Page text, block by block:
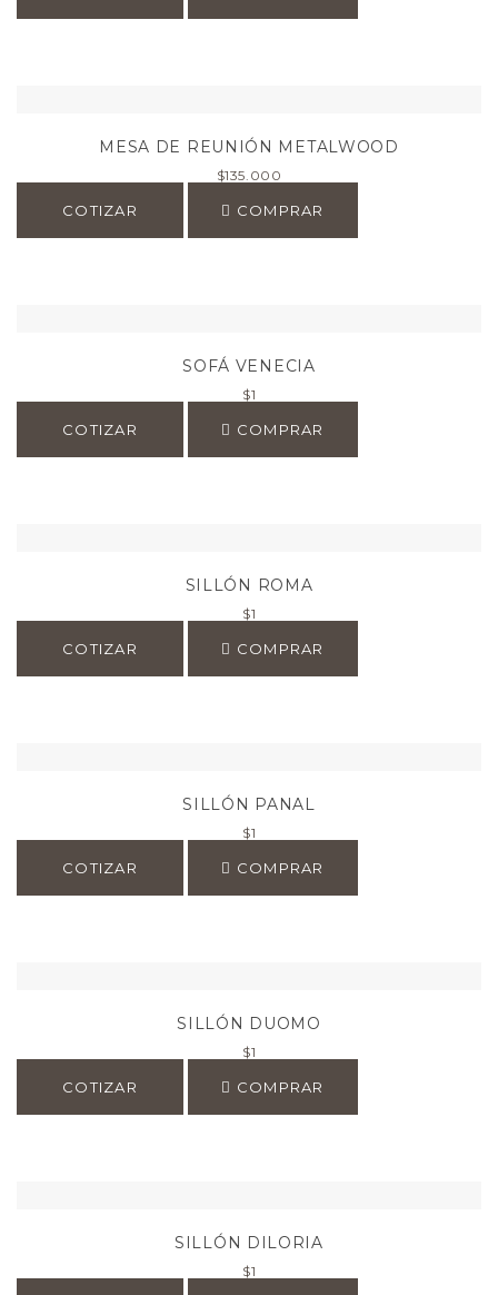
MESA DE REUNIÓN METALWOOD
$135.000
COTIZAR COMPRAR
SOFÁ VENECIA
$1
COTIZAR COMPRAR
SILLÓN ROMA
$1
COTIZAR COMPRAR
SILLÓN PANAL
$1
COTIZAR COMPRAR
SILLÓN DUOMO
$1
COTIZAR COMPRAR
SILLÓN DILORIA
$1